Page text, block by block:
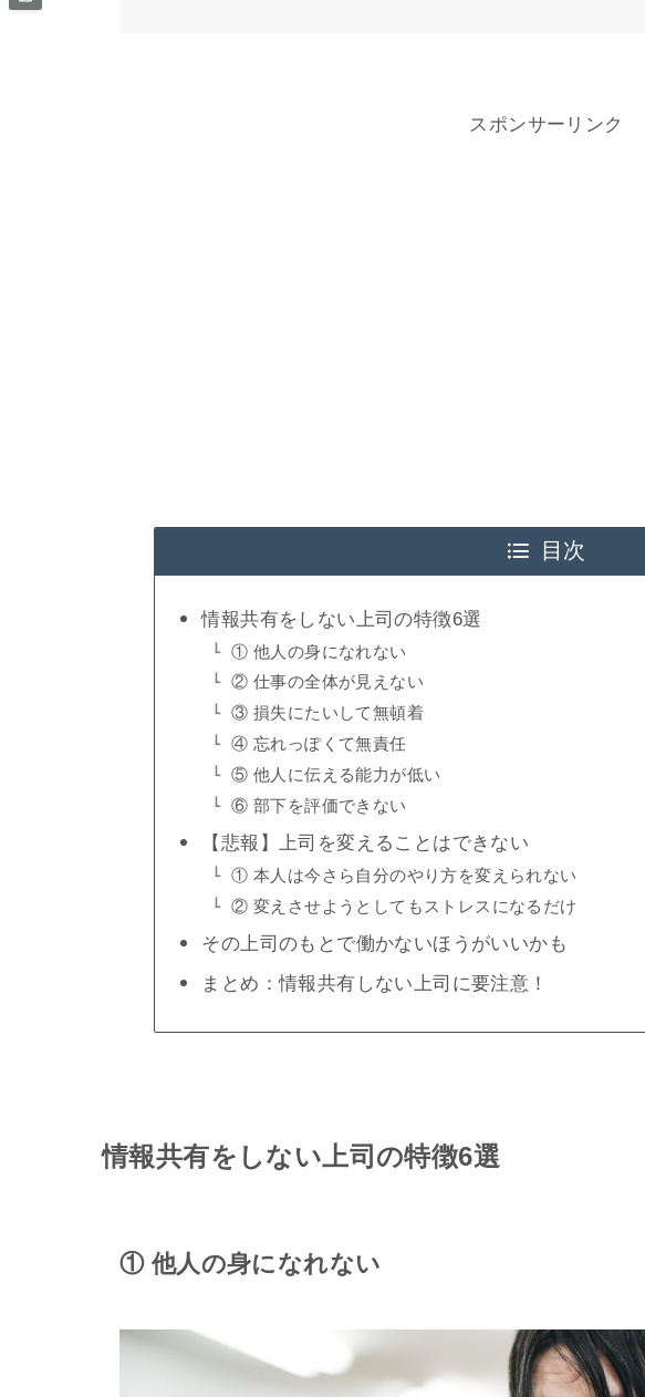
スポンサーリンク
目次
情報共有をしない上司の特徴6選
① 他人の身になれない
② 仕事の全体が見えない
③ 損失にたいして無頓着
④ 忘れっぽくて無責任
⑤ 他人に伝える能力が低い
⑥ 部下を評価できない
【悲報】上司を変えることはできない
① 本人は今さら自分のやり方を変えられない
② 変えさせようとしてもストレスになるだけ
その上司のもとで働かないほうがいいかも
まとめ：情報共有しない上司に要注意！
情報共有をしない上司 の特徴6選
① 他人の身になれない